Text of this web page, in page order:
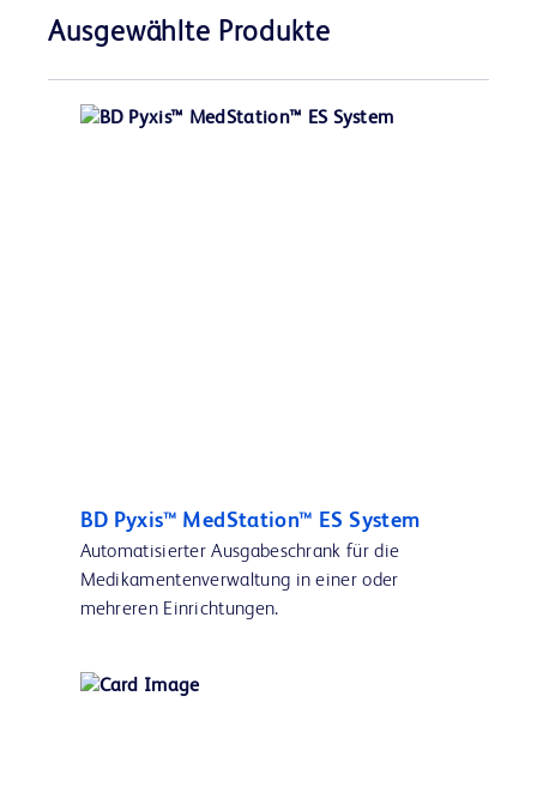
Ausgewählte Produkte
BD Pyxis™ MedStation™ ES System
Automatisierter Ausgabeschrank für die
Medikamentenverwaltung in einer oder
mehreren Einrichtungen.